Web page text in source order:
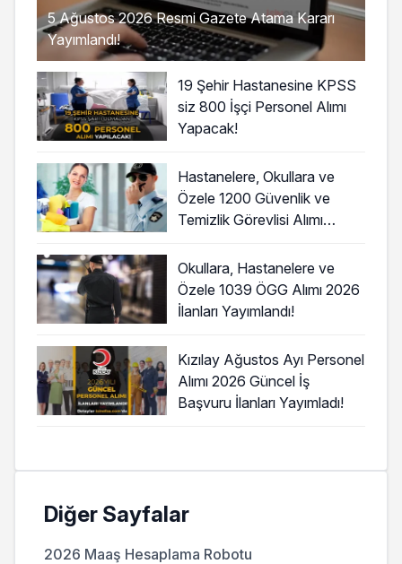
5 Ağustos 2026 Resmi Gazete Atama Kararı
Yayımlandı!
19 Şehir Hastanesine KPSS
siz 800 İşçi Personel Alımı
Yapacak!
Hastanelere, Okullara ve
Özele 1200 Güvenlik ve
Temizlik Görevlisi Alımı
Okullara, Hastanelere ve
Özele 1039 ÖGG Alımı 2026
İlanları Yayımlandı!
Kızılay Ağustos Ayı Personel
Alımı 2026 Güncel İş
Başvuru İlanları Yayımladı!
Diğer Sayfalar
2026 Maaş Hesaplama Robotu